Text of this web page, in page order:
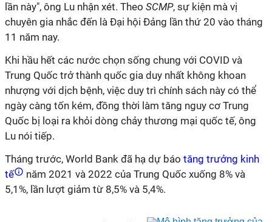
lần này", ông Lu nhận xét. Theo SCMP, sự kiện mà vị
chuyên gia nhắc đến là Đại hội Đảng lần thứ 20 vào tháng
11 năm nay.
Khi hầu hết các nước chọn sống chung với COVID và
Trung Quốc trở thành quốc gia duy nhất không khoan
nhượng với dịch bệnh, việc duy trì chính sách này có thể
ngày càng tốn kém, đồng thời làm tăng nguy cơ Trung
Quốc bị loại ra khỏi dòng chảy thương mại quốc tế, ông
Lu nói tiếp.
Tháng trước, World Bank đã hạ dự báo tăng trưởng kinh
tế
năm 2021 và 2022 của Trung Quốc xuống 8% và
5,1%, lần lượt giảm từ 8,5% và 5,4%.